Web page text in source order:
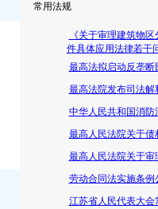
常用法规
《关于审理建筑物
件具体应用法律若干
最高法拟启动反垄
最高法院发布司法解
中华人民共和国消防
最高人民法院关于
最高人民法院关于审
劳动合同法实施条例
江苏省人民代表大